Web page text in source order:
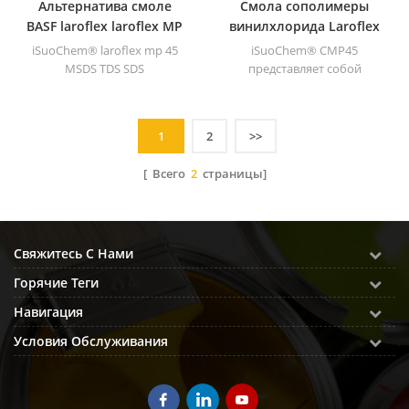
Альтернатива смоле
BASF laroflex laroflex MP
45 tds msds sds
iSuoChem® laroflex mp 45
MSDS TDS SDS
Смола сополимеры
винилхлорида Laroflex
MP 45 iSuoChem CMP45
для чернил
iSuoChem® CMP45
представляет собой
1 2 >>
[ Всего 2страницы]
Свяжитесь С Нами
Горячие Теги
Навигация
Условия Обслуживания